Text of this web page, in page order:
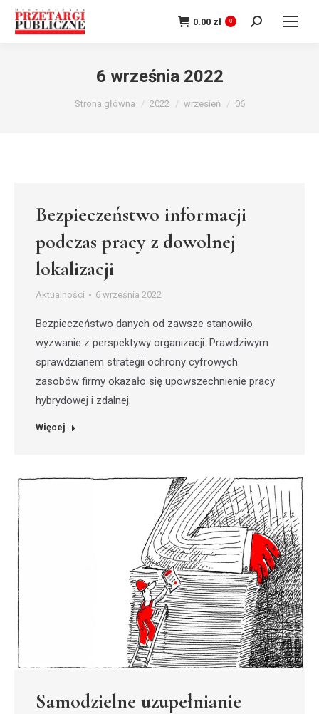
0.00 zł 0 Szukaj:
6 września 2022
Strona główna 2022 wrzesień 06
Bezpieczeństwo informacji
podczas pracy z dowolnej
lokalizacji
Aktualności 6 września 2022
Bezpieczeństwo danych od zawsze stanowiło
wyzwanie z perspektywy organizacji. Prawdziwym
sprawdzianem strategii ochrony cyfrowych
zasobów firmy okazało się upowszechnienie pracy
hybrydowej i zdalnej.
Więcej
Samodzielne uzupełnianie